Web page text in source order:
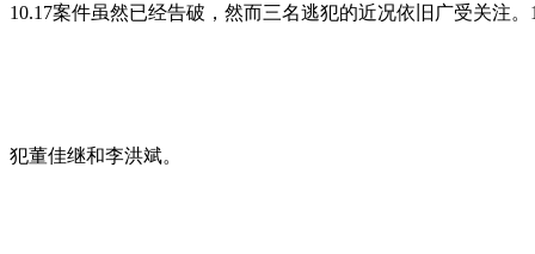
10.17案件虽然已经告破，然而三名逃犯的近况依旧广受关注
犯董佳继和李洪斌。